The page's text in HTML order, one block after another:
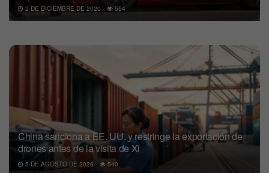
2 DE DICIEMBRE DE 2020 554
China sanciona a EE. UU. y restringe la exportación de
drones antes de la visita de Xi
5 DE AGOSTO DE 2026 540